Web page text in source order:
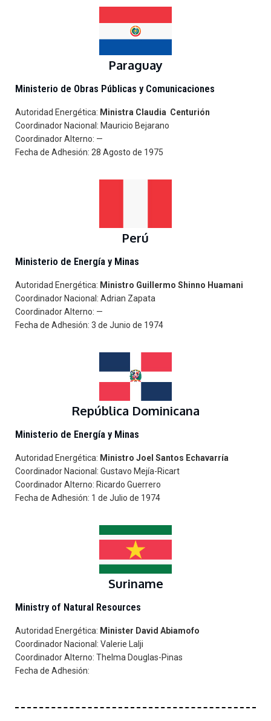
Paraguay
Ministerio de Obras Públicas y Comunicaciones
Autoridad Energética: Ministra Claudia Centurión
Coordinador Nacional: Mauricio Bejarano
Coordinador Alterno: —
Fecha de Adhesión: 28 Agosto de 1975
Perú
Ministerio de Energía y Minas
Autoridad Energética: Ministro Guillermo Shinno Huamani
Coordinador Nacional: Adrian Zapata
Coordinador Alterno: —
Fecha de Adhesión: 3 de Junio de 1974
República Dominicana
Ministerio de Energía y Minas
Autoridad Energética: Ministro Joel Santos Echavarría
Coordinador Nacional: Gustavo Mejía-Ricart
Coordinador Alterno: Ricardo Guerrero
Fecha de Adhesión: 1 de Julio de 1974
Suriname
Ministry of Natural Resources
Autoridad Energética: Minister David Abiamofo
Coordinador Nacional: Valerie Lalji
Coordinador Alterno: Thelma Douglas-Pinas
Fecha de Adhesión: